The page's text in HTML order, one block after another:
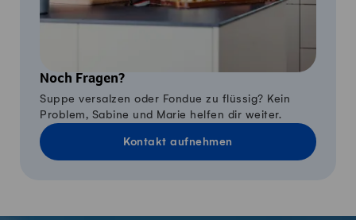
Noch Fragen?
Suppe versalzen oder Fondue zu flüssig? Kein
Problem, Sabine und Marie helfen dir weiter.
Kontakt aufnehmen